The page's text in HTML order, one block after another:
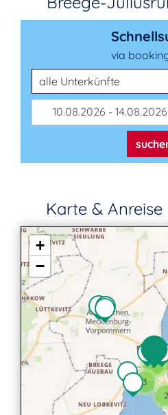
via
Unterkunftsart
10.08.2026 -
Karte & Anreise
32
3
2
+
−